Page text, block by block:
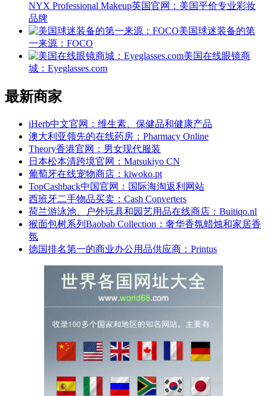
NYX Professional Makeup英国官网：美国平价专业彩妆
品牌
美国球迷装备的第
一来源：FOCO
美国在线眼镜商
城：Eyeglasses.com
最新商家
iHerb中文官网：维生素、保健品和健康产品
澳大利亚领先的在线药房：Pharmacy Online
Theory香港官网：男女现代服装
日本松本清跨境官网：Matsukiyo CN
葡萄牙在线宠物商店：kiwoko.pt
TopCashback中国官网：国际海淘返利网站
西班牙二手物品买卖：Cash Converters
荷兰游泳池、户外玩具和园艺用品在线商店：Buitiqo.nl
猴面包树系列Baobab Collection：奢华香氛蜡烛和家居香
氛
德国排名第一的商业办公用品供应商：Printus